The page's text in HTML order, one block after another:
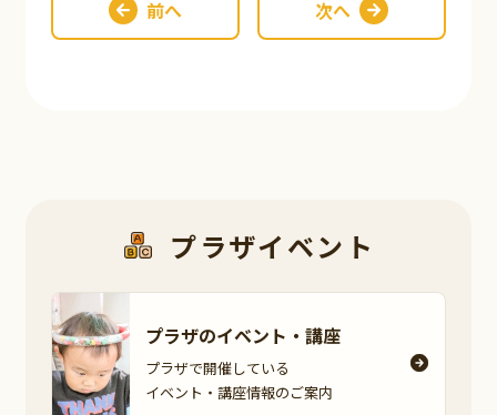
前へ 次へ
プラザイベント
プラザのイベント・ 講座
プラザで開催している
イベント・講座情報のご案内